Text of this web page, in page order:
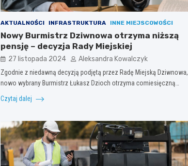
AKTUALNOŚCI INFRASTRUKTURA INNE MIEJSCOWOŚCI
Nowy Burmistrz Dziwnowa otrzyma niższą
pensję – decyzja Rady Miejskiej
27 listopada 2024 Aleksandra Kowalczyk
Zgodnie z niedawną decyzją podjętą przez Radę Miejską Dziwnowa,
nowo wybrany Burmistrz Łukasz Dzioch otrzyma comiesięczną…
Czytaj dalej